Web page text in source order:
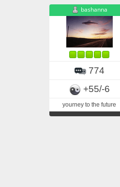
bashanna
774
+55/-6
yourney to the future